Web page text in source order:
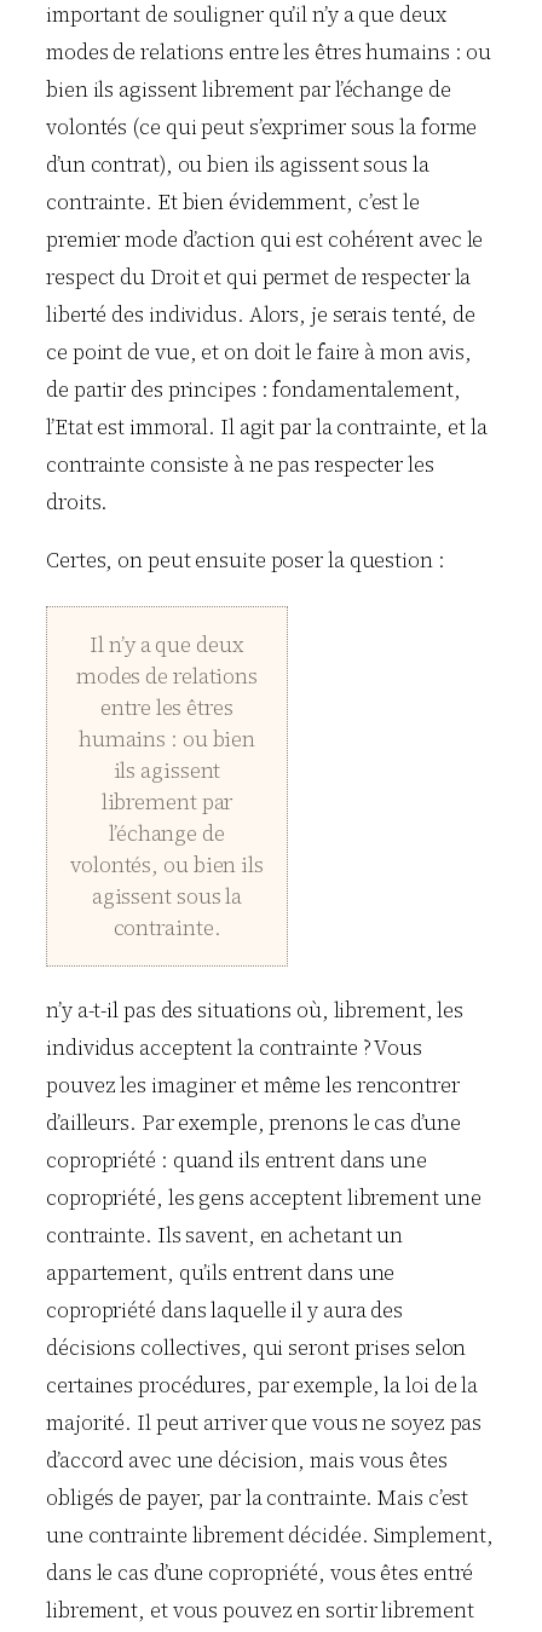
important de souligner qu’il n’y a que deux
modes de relations entre les êtres humains : ou
bien ils agissent librement par l’échange de
volontés (ce qui peut s’exprimer sous la forme
d’un contrat), ou bien ils agissent sous la
contrainte. Et bien évidemment, c’est le
premier mode d’action qui est cohérent avec le
respect du Droit et qui permet de respecter la
liberté des individus. Alors, je serais tenté, de
ce point de vue, et on doit le faire à mon avis,
de partir des principes : fondamentalement,
l’Etat est immoral. Il agit par la contrainte, et la
contrainte consiste à ne pas respecter les
droits.
Certes, on peut ensuite poser la question :
Il n’y a que deux
modes de relations
entre les êtres
humains : ou bien
ils agissent
librement par
l’échange de
volontés, ou bien ils
agissent sous la
contrainte.
n’y a-t-il pas des situations où, librement, les
individus acceptent la contrainte ? Vous
pouvez les imaginer et même les rencontrer
d’ailleurs. Par exemple, prenons le cas d’une
copropriété : quand ils entrent dans une
copropriété, les gens acceptent librement une
contrainte. Ils savent, en achetant un
appartement, qu’ils entrent dans une
copropriété dans laquelle il y aura des
décisions collectives, qui seront prises selon
certaines procédures, par exemple, la loi de la
majorité. Il peut arriver que vous ne soyez pas
d’accord avec une décision, mais vous êtes
obligés de payer, par la contrainte. Mais c’est
une contrainte librement décidée. Simplement,
dans le cas d’une copropriété, vous êtes entré
librement, et vous pouvez en sortir librement